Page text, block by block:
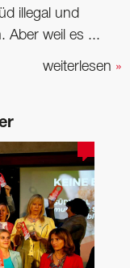
illegal und
Aber weil es ...
weiterlesen »